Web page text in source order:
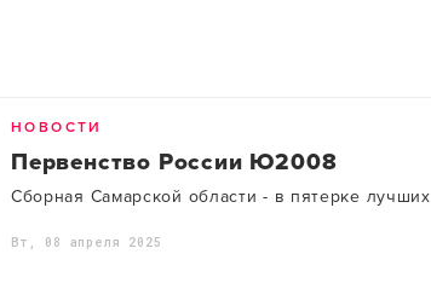
НОВОСТИ
Первенство России Ю2008
Сборная Самарской области - в пятерке лучших
Вт, 08 апреля 2025